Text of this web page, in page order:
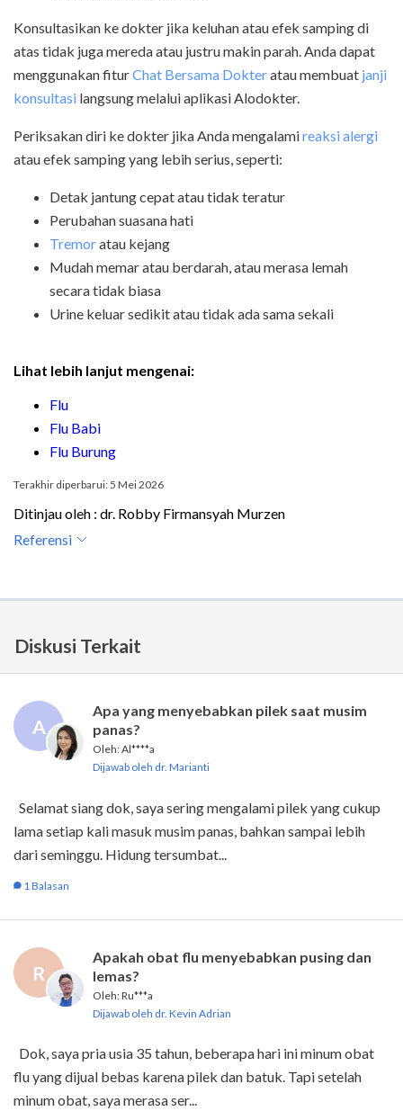
Konsultasikan ke dokter jika keluhan atau efek samping di
atas tidak juga mereda atau justru makin parah. Anda dapat
menggunakan fiturChat Bersama Dokteratau membuat janji
konsultasi langsung melalui aplikasi Alodokter.
Periksakan diri ke dokter jika Anda mengalamireaksi alergi
atau efek samping yang lebih serius, seperti:
Detak jantung cepat atau tidak teratur
Perubahan suasana hati
Tremoratau kejang
Mudah memar atau berdarah, atau merasa lemah
secara tidak biasa
Urine keluar sedikit atau tidak ada sama sekali
Lihat lebih lanjut mengenai:
Flu
Flu Babi
Flu Burung
Terakhir diperbarui: 5 Mei 2026